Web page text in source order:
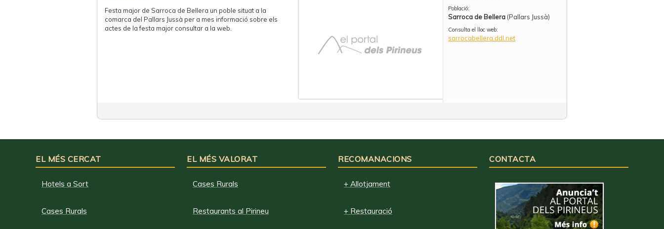
Festa major de Sarroca de Bellera un poble situat a la
comarca del Pallars Jussà per a mes informació sobre els
actes de la festa major consultar a la web.
Població:
Sarroca de Bellera (Pallars Jussà)
Consulta el lloc web:
sarrocabellera.ddl.net
EL MÉS CERCAT
Hotels a Sort
Cases Rurals
EL MÉS VALORAT
Cases Rurals
Restaurants al Pirineu
RECOMANACIONS
+ Allotjament
+ Restauració
CONTACTA